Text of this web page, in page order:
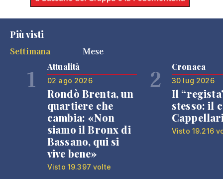
Più visti
Settimana
Mese
1 Attualità
02 ago 2026
Rondò Brenta, un
quartiere che
cambia: «Non
siamo il Bronx di
Bassano, qui si
vive bene»
Visto 19.397 volte
2 Cronaca
30 lug 2026
Il
stesso: il
Visto 19.216